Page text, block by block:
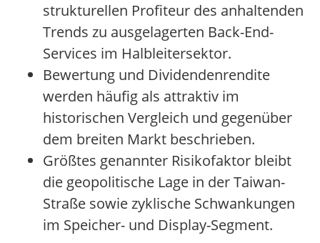
strukturellen Profiteur des anhaltenden
Trends zu ausgelagerten Back-End-
Services im Halbleitersektor.
Bewertung und Dividendenrendite
werden häufig als attraktiv im
historischen Vergleich und gegenüber
dem breiten Markt beschrieben.
Größtes genannter Risikofaktor bleibt
die geopolitische Lage in der Taiwan-
Straße sowie zyklische Schwankungen
im Speicher- und Display-Segment.